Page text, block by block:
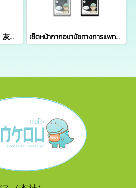
ケンコウ活性炭マスク、灰色、50個入り เซ็ตหน้ากากอนามัยทางการแพทย์เคนโกะ - เซ็ต 5 ซอง